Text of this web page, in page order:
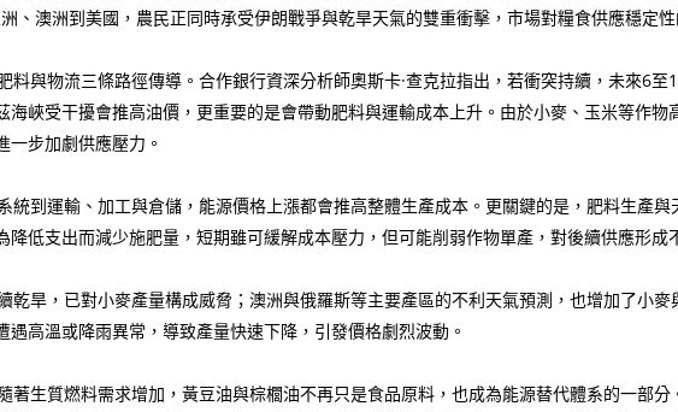
、澳洲到美國，農民正同時承受伊朗戰爭與乾旱天氣的雙重衝擊，市場對糧食供應穩定性
與物流三條路徑傳導。合作銀行資深分析師奧斯卡·查克拉指出，若衝突持續，未來6
峽受干擾會推高油價，更重要的是會帶動肥料與運輸成本上升。由於小麥、玉米等作
步加劇供應壓力。
到運輸、加工與倉儲，能源價格上漲都會推高整體生產成本。更關鍵的是，肥料生產
低支出而減少施肥量，短期雖可緩解成本壓力，但可能削弱作物單產，對後續供應形成
旱，已對小麥產量構成威脅；澳洲與俄羅斯等主要產區的不利天氣預測，也增加了小
高溫或降雨異常，導致產量快速下降，引發價格劇烈波動。
生質燃料需求增加，黃豆油與棕櫚油不再只是食品原料，也成為能源替代體系的一部